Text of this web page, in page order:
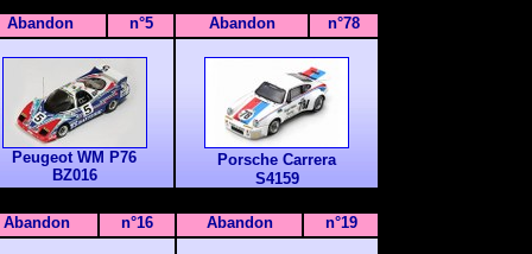
Abandon n°5 Abandon n°78
Peugeot WM P76
BZ016
Porsche Carrera
S4159
Abandon n°16 Abandon n°19